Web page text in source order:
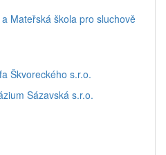
Mateřská škola pro sluchově
Škvoreckého s.r.o.
Sázavská s.r.o.